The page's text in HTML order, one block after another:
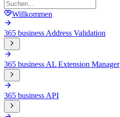
Willkommen
365 business Address Validation
365 business AL Extension Manager
365 business API